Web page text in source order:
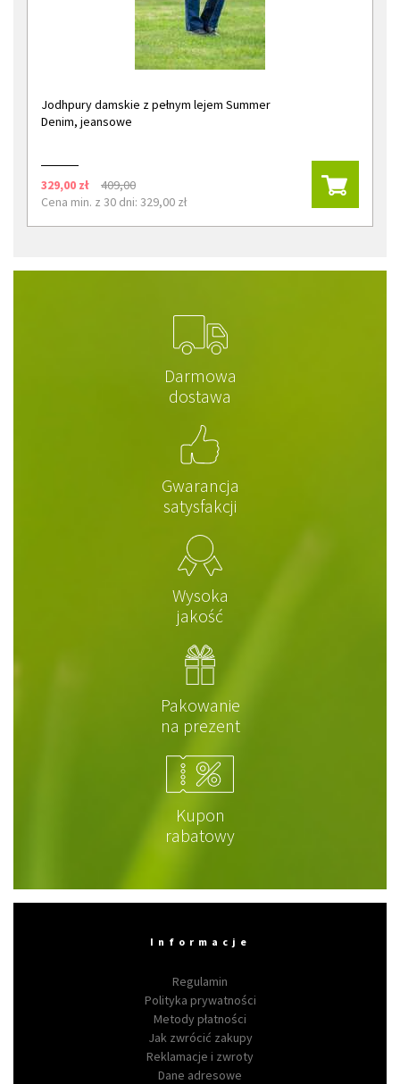
Jodhpury damskie z pełnym lejem Summer
Denim, jeansowe
329,00 zł
409,00
Cena min. z 30 dni: 329,00 zł
Darmowa
dostawa
Gwarancja
satysfakcji
Wysoka
jakość
Pakowanie
na prezent
Kupon
rabatowy
Informacje
Regulamin
Polityka prywatności
Metody płatności
Jak zwrócić zakupy
Reklamacje i zwroty
Dane adresowe